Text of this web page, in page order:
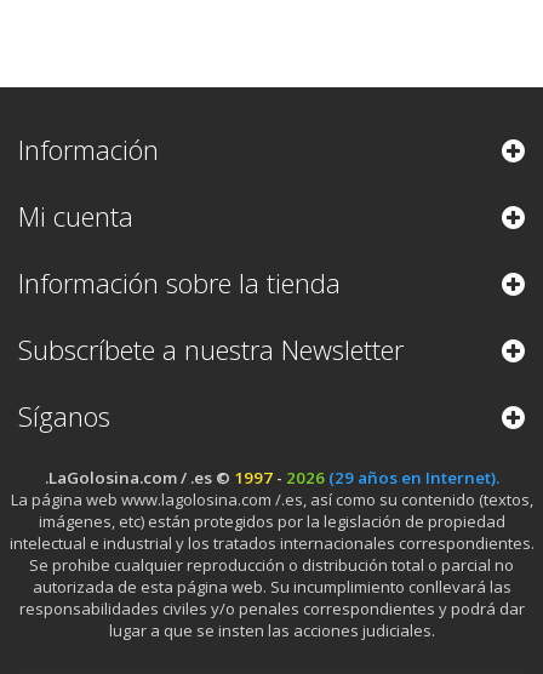
Información
Mi cuenta
Información sobre la tienda
Subscríbete a nuestra Newsletter
Síganos
.LaGolosina.com / .es © 1997- 2026 (29 años en Internet).
La página web www.lagolosina.com /.es, así como su contenido (textos,
imágenes, etc) están protegidos por la legislación de propiedad
intelectual e industrial y los tratados internacionales correspondientes.
Se prohibe cualquier reproducción o distribución total o parcial no
autorizada de esta página web. Su incumplimiento conllevará las
responsabilidades civiles y/o penales correspondientes y podrá dar
lugar a que se insten las acciones judiciales.